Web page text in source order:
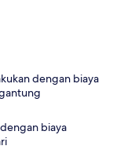
dengan biaya
biaya